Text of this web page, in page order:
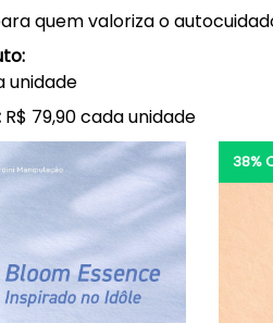
quem valoriza o
unidade
R$ 79,90 cada unidade
38%